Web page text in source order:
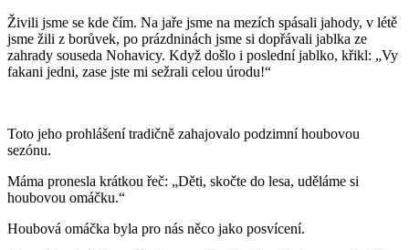
Živili jsme se kde čím. Na jaře jsme na mezích spásali jahody, v létě
jsme žili z borůvek, po prázdninách jsme si dopřávali jablka ze
zahrady souseda Nohavicy. Když došlo i poslední jablko, křikl: „Vy
fakani jedni, zase jste mi sežrali celou úrodu!“
Toto jeho prohlášení tradičně zahajovalo podzimní houbovou
sezónu.
Máma pronesla krátkou řeč: „Děti, skočte do lesa, uděláme si
houbovou omáčku.“
Houbová omáčka byla pro nás něco jako posvícení.